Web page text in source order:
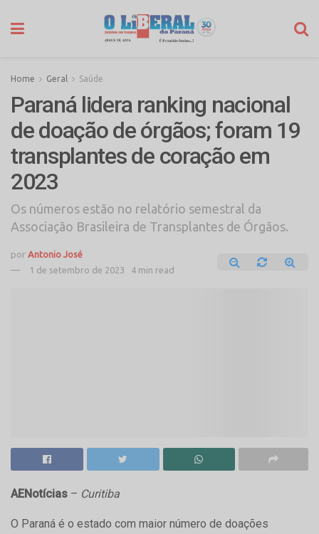
Home Geral Saúde
Paraná lidera ranking nacional
de doação de órgãos; foram 19
transplantes de coração em
2023
Os números estão no relatório semestral da
Associação Brasileira de Transplantes de Órgãos.
por Antonio José
1 de setembro de 2023
4 min read
AENotícias – Curitiba
O Paraná é o estado com maior número de doações